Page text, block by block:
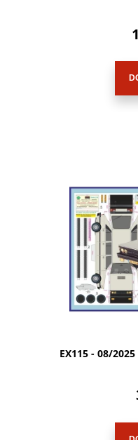
EX115 - 08/